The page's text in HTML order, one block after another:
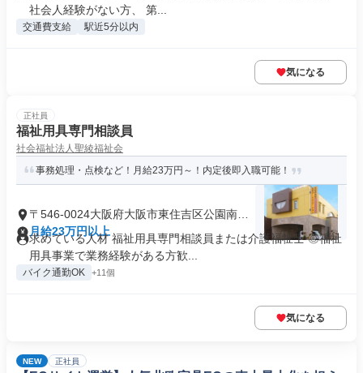
社会人経験がない方、 第...
交通費支給 駅近5分以内
気になる
正社員
福祉用具専門相談員
社会福祉法人聖綾福祉会
事務処理・点検など！月給23万円～！内定後即入職可能！
〒546-0024大阪府大阪市東住吉区公園南矢
田
月給23万円以上
求めている人材 福祉用具専門相談員または介護福祉士 ◎福祉
用具事業で業務経験がある方歓...
バイク通勤OK +11個
気になる
NEW 正社員